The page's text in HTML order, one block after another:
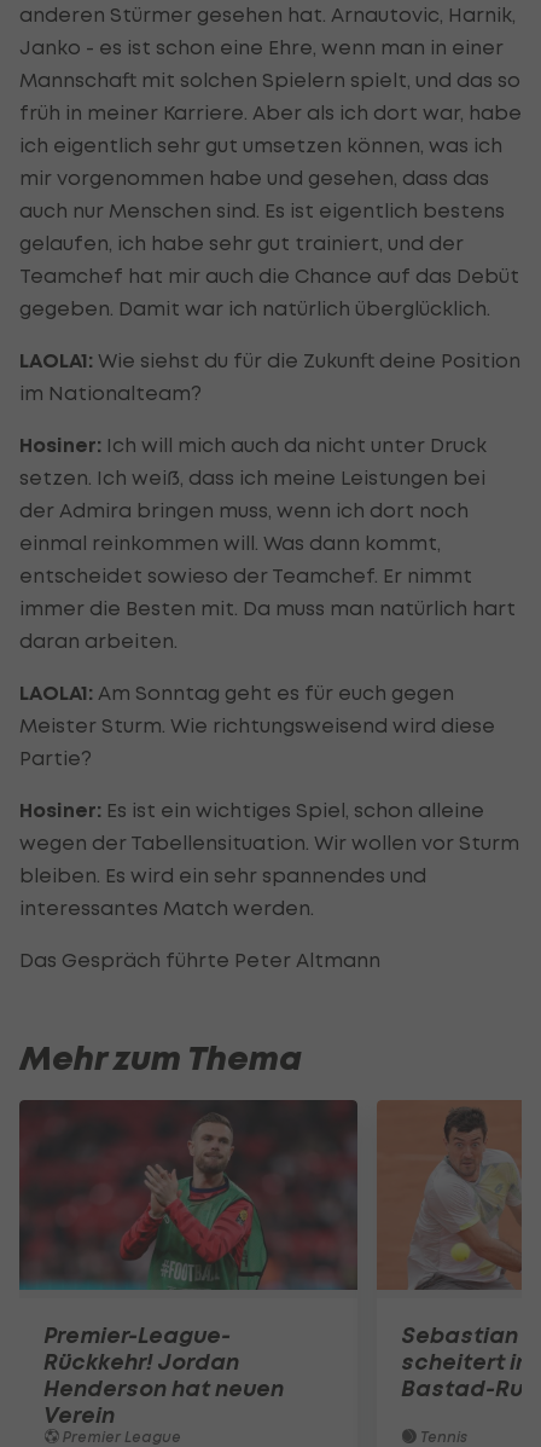
anderen Stürmer gesehen hat. Arnautovic, Harnik,
Janko - es ist schon eine Ehre, wenn man in einer
Mannschaft mit solchen Spielern spielt, und das so
früh in meiner Karriere. Aber als ich dort war, habe
ich eigentlich sehr gut umsetzen können, was ich
mir vorgenommen habe und gesehen, dass das
auch nur Menschen sind. Es ist eigentlich bestens
gelaufen, ich habe sehr gut trainiert, und der
Teamchef hat mir auch die Chance auf das Debüt
gegeben. Damit war ich natürlich überglücklich.
LAOLA1: Wie siehst du für die Zukunft deine Position
im Nationalteam?
Hosiner: Ich will mich auch da nicht unter Druck
setzen. Ich weiß, dass ich meine Leistungen bei
der Admira bringen muss, wenn ich dort noch
einmal reinkommen will. Was dann kommt,
entscheidet sowieso der Teamchef. Er nimmt
immer die Besten mit. Da muss man natürlich hart
daran arbeiten.
LAOLA1: Am Sonntag geht es für euch gegen
Meister Sturm. Wie richtungsweisend wird diese
Partie?
Hosiner: Es ist ein wichtiges Spiel, schon alleine
wegen der Tabellensituation. Wir wollen vor Sturm
bleiben. Es wird ein sehr spannendes und
interessantes Match werden.
Das Gespräch führte Peter Altmann
Mehr zum Thema
Premier-League-
Rückkehr! Jordan
Henderson hat neuen
Verein
Premier League
Sebastian
scheitert in
Bastad-
Tennis